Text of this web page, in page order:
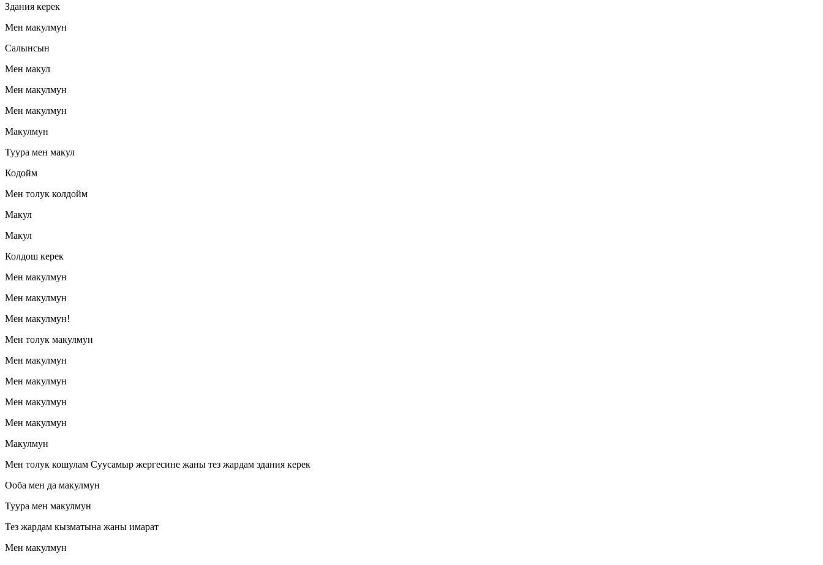
Здания керек
Мен макулмун
Салынсын
Мен макул
Мен макулмун
Мен макулмун
Макулмун
Туура мен макул
Кодойм
Мен толук колдойм
Макул
Макул
Колдош керек
Мен макулмун
Мен макулмун
Мен макулмун!
Мен толук макулмун
Мен макулмун
Мен макулмун
Мен макулмун
Мен макулмун
Макулмун
Мен толук кошулам Суусамыр жергесине жаны тез жардам здания керек
Ооба мен да макулмун
Туура мен макулмун
Тез жардам кызматына жаны имарат
Мен макулмун